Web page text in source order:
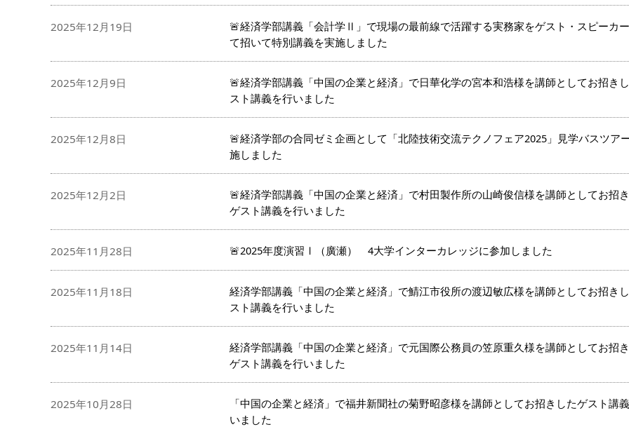
2025年12月19日
🚨経済学部講義「会計学Ⅱ」で現場の最前線で活躍する実務家をゲスト・スピーカ
て招いて特別講義を実施しました
2025年12月9日
🚨経済学部講義「中国の企業と経済」で日華化学の宮本和浩様を講師としてお招き
スト講義を行いました
2025年12月8日
🚨経済学部の合同ゼミ企画として「北陸技術交流テクノフェア2025」見学バスツア
施しました
2025年12月2日
🚨経済学部講義「中国の企業と経済」で村田製作所の山崎俊信様を講師としてお招
ゲスト講義を行いました
2025年11月28日 🚨2025年度演習Ⅰ（廣瀬） 4大学インターカレッジに参加しました
2025年11月18日
経済学部講義「中国の企業と経済」で鯖江市役所の渡辺敏広様を講師としてお招き
スト講義を行いました
2025年11月14日
経済学部講義「中国の企業と経済」で元国際公務員の笠原重久様を講師としてお招
ゲスト講義を行いました
2025年10月28日
「中国の企業と経済」で福井新聞社の菊野昭彦様を講師としてお招きしたゲスト講
いました